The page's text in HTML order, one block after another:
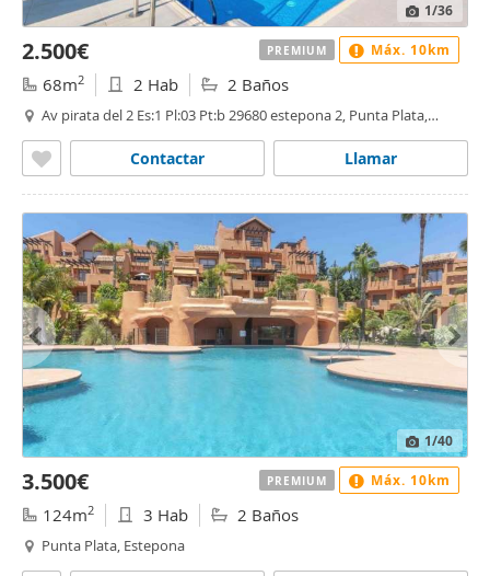
1/36
2.500€
68m2 2 Hab 2 Baños
Av pirata del 2 Es:1 Pl:03 Pt:b 29680 estepona 2, Punta Plata,
Llamar
Contactar
PREMIUM Máx. 10km
1/40
3.500€
124m2 3 Hab 2 Baños
Punta Plata, Estepona
PREMIUM Máx. 10km